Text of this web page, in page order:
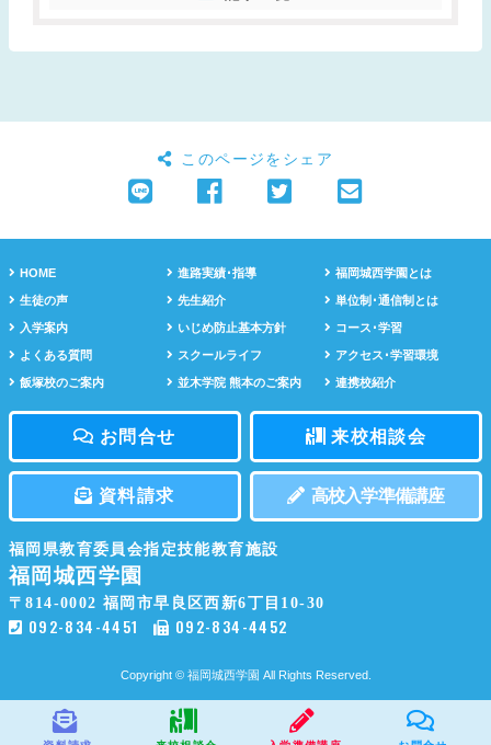
このページをシェア
HOME 進路実績･指導 福岡城西学園とは
生徒の声 先生紹介 単位制･通信制とは
入学案内 いじめ防止基本方針 コース･学習
よくある質問 スクールライフ アクセス･学習環境
飯塚校のご案内 並木学院 熊本のご案内 連携校紹介
お問合せ 来校相談会
資料請求 高校入学準備講座
福岡県教育委員会指定技能教育施設
福岡城西学園
〒814-0002 福岡市早良区西新6丁目10-30
092-834-4451 092-834-4452
Copyright © 福岡城西学園 All Rights Reserved.